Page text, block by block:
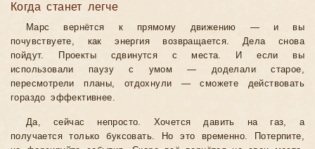
Когда станет легче
Марс вернётся к прямому движению — и вы
почувствуете, как энергия возвращается. Дела снова
пойдут. Проекты сдвинутся с места. И если вы
использовали паузу с умом — доделали старое,
пересмотрели планы, отдохнули — сможете действовать
гораздо эффективнее.
Да, сейчас непросто. Хочется давить на газ, а
получается только буксовать. Но это временно. Потерпите,